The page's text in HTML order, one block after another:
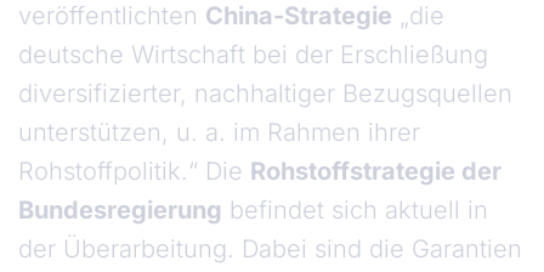
veröffentlichten China-Strategie „die
deutsche Wirtschaft bei der Erschließung
diversifizierter, nachhaltiger Bezugsquellen
unterstützen, u. a. im Rahmen ihrer
Rohstoffpolitik.“ Die Rohstoffstrategie der
Bundesregierung befindet sich aktuell in
der Überarbeitung. Dabei sind die Garantien